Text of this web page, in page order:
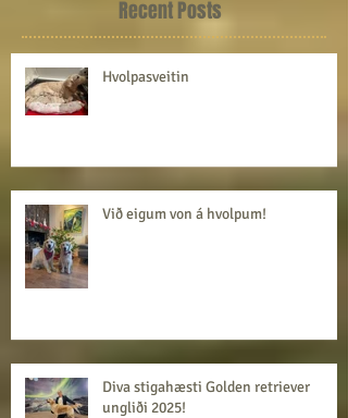
Recent Posts
Hvolpasveitin
Við eigum von á hvolpum!
Diva stigahæsti Golden retriever
ungliði 2025!